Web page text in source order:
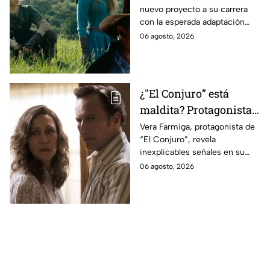
lo que se sabe hasta
ahora
nuevo proyecto a su carrera
con la esperada adaptación
cinematográfica del popular
06 agosto, 2026
¿"El Conjuro” está
maldita? Protagonista
revela INQUIETANTES
señales en su cuerpo
durante la grabación de
la película
Vera Farmiga, protagonista de
“El Conjuro”, revela
inexplicables señales en su
cuerpo durante el rodaje de la
06 agosto, 2026